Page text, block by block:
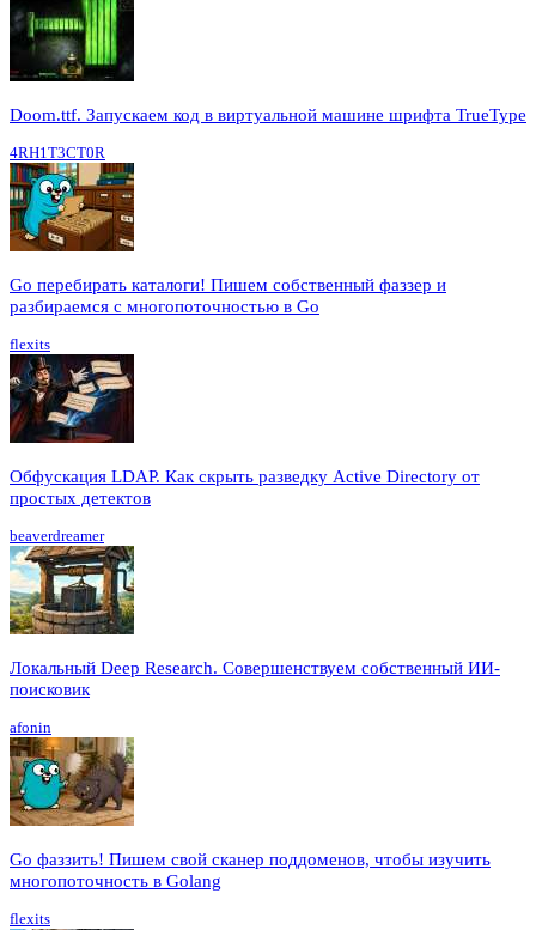
Doom.ttf. Запускаем код в виртуальной машине шрифта TrueType
4RH1T3CT0R
Go перебирать каталоги! Пишем собственный фаззер и
разбираемся с многопоточностью в Go
flexits
Обфускация LDAP. Как скрыть разведку Active Directory от
простых детектов
beaverdreamer
Локальный Deep Research. Совершенствуем собственный ИИ-
поисковик
afonin
Go фаззить! Пишем свой сканер поддоменов, чтобы изучить
многопоточность в Golang
flexits